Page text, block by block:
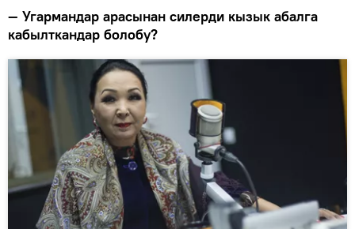
— Угармандар арасынан силерди кызык абалга
кабылткандар болобу?